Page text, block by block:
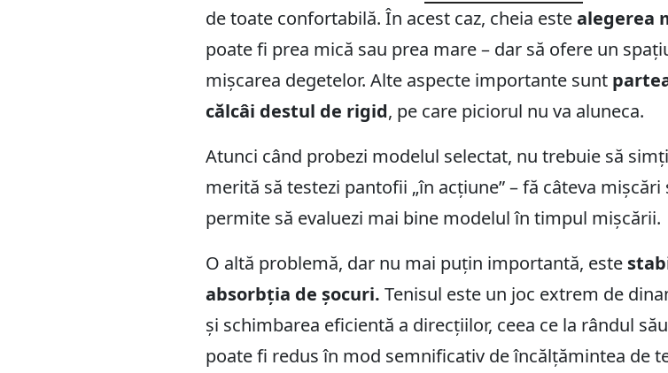
de toate confortabilă. În acest caz, cheia estealegerea
poate fi prea mică sau prea mare – dar să ofere un
mișcarea degetelor. Alte aspecte importante sunt
călcâi destul de rigid, pe care piciorul nu va aluneca.
Atunci când probezi modelul selectat, nu trebuie să
merită să testezi pantofii „în acțiune” – fă câteva
permite să evaluezi mai bine modelul în timpul mișcării.
O altă problemă, dar nu mai puțin importantă, este
absorbția de șocuri. Tenisul este un joc extrem de
și schimbarea eficientă a direcțiilor, ceea ce la rândul
poate fi redus în mod semnificativ de încălțămintea de